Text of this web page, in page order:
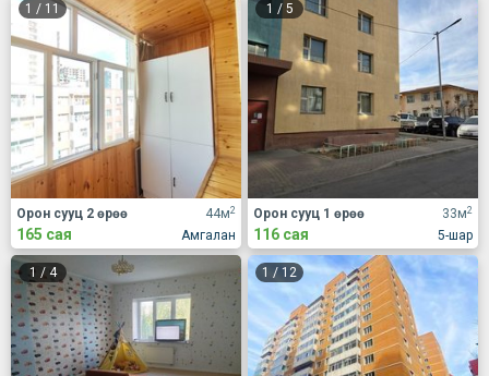
1 / 11
44м2
Амгалан
Орон сууц 2 өрөө
165 сая
1 / 5
33м2
5-шар
Орон сууц 1 өрөө
116 сая
1 / 4 1 / 12